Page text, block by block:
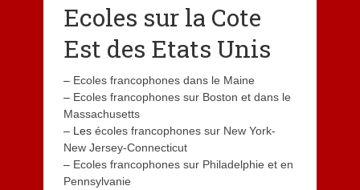
Ecoles sur la Cote
Est des Etats Unis
– Ecoles francophones dans le Maine
– Ecoles francophones sur Boston et dans le
Massachusetts
– Les écoles francophones sur New York-
New Jersey-Connecticut
– Ecoles francophones sur Philadelphie et en
Pennsylvanie